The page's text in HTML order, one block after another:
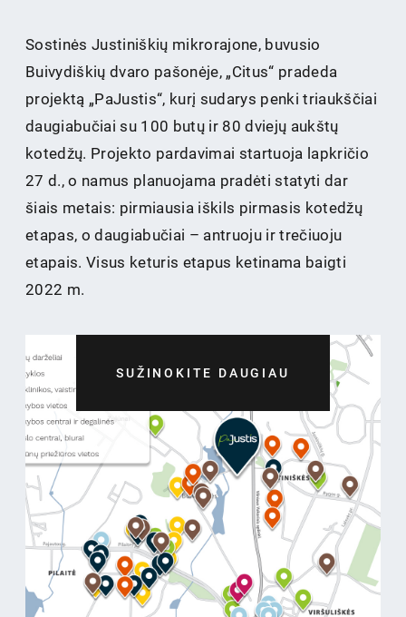
Sostinės Justiniškių mikrorajone, buvusio
Buivydiškių dvaro pašonėje, „Citus“ pradeda
projektą „PaJustis“, kurį sudarys penki triaukščiai
daugiabučiai su 100 butų ir 80 dviejų aukštų
kotedžų. Projekto pardavimai startuoja lapkričio
27 d., o namus planuojama pradėti statyti dar
šiais metais: pirmiausia iškils pirmasis kotedžų
etapas, o daugiabučiai – antruoju ir trečiuoju
etapais. Visus keturis etapus ketinama baigti
2022 m.
SUŽINOKITE DAUGIAU